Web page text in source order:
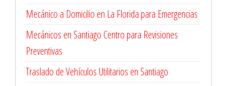
Mecánico a Domicilio en La Florida para Emergencias
Mecánicos en Santiago Centro para Revisiones
Preventivas
Traslado de Vehículos Utilitarios en Santiago